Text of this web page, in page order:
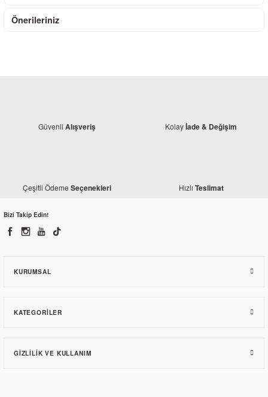
Önerileriniz
Güvenli Alışveriş Kolayİade & Değişim
Çeşitli Ödeme Seçenekleri Hızlı Teslimat
Bizi Takip Edin!
KURUMSAL
KATEGORILER
GIZLILIK VE KULLANIM